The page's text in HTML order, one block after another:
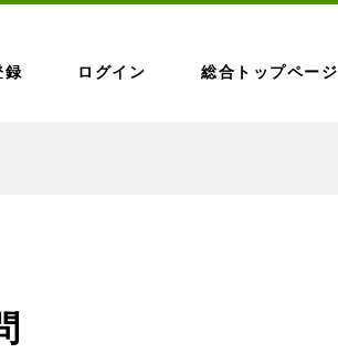
録 ログイン 総合トップページ